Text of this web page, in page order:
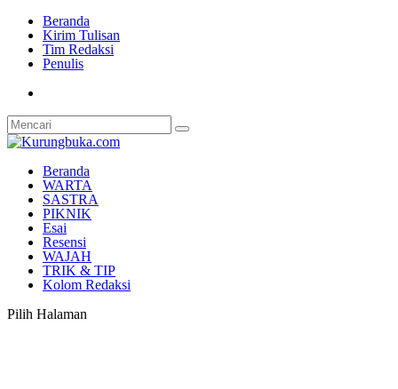
Beranda
Kirim Tulisan
Tim Redaksi
Penulis
Beranda
WARTA
SASTRA
PIKNIK
Esai
Resensi
WAJAH
TRIK & TIP
Kolom Redaksi
Pilih Halaman